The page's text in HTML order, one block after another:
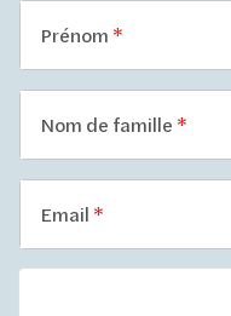
Prénom
Nom de famille
Email